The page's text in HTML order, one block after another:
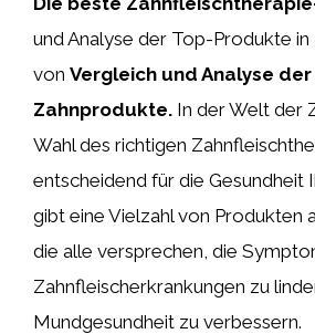
und Analyse der Top-Produkte
von Vergleich und Analyse
Zahnprodukte. In der Welt der
Wahl des richtigen
entscheidend für die Gesundheit
gibt eine Vielzahl von Produkten
die alle versprechen, die
Zahnfleischerkrankungen zu
Mundgesundheit zu verbessern.